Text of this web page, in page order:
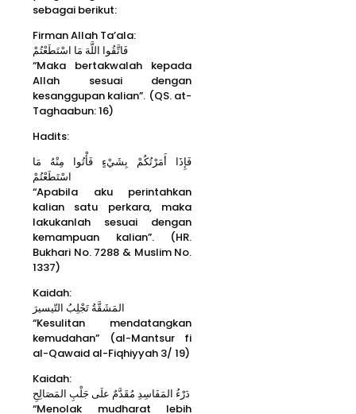
sebagai berikut:
Firman Allah Ta’ala:
فَاتَّقُوا اللَّهَ مَا اسْتَطَعْتُمْ
“Maka bertakwalah kepada
Allah sesuai dengan
kesanggupan kalian”. (QS. at-
Taghaabun: 16)
Hadits:
فَإِذَا أَمَرْتُكُمْ بِشَيْءٍ فَأْتُوا مِنْهُ مَا
اسْتَطَعْتُمْ
“Apabila aku perintahkan
kalian satu perkara, maka
lakukanlah sesuai dengan
kemampuan kalian”. (HR.
Bukhari No. 7288 & Muslim No.
1337)
Kaidah:
المَشَقَّةُ تَجْلِبُ التّيسيرَ
“Kesulitan mendatangkan
kemudahan” (al-Mantsur fi
al-Qawaid al-Fiqhiyyah 3/ 19)
Kaidah:
دَرْءُ المَفَاسِدِ مُقَدَّمٌ علَى جَلْبِ المَصَالِحِ
“Menolak mudharat lebih